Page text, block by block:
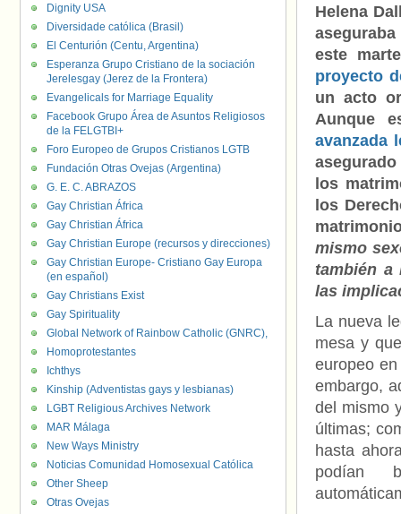
Helena
aseguraba
este
proyecto
un acto
Aunque
avanzada
los
los
mismo
también a
las
La nueva
mesa y
europeo
embargo,
del mismo
últimas;
hasta
podían
Dignity USA
Diversidade católica (Brasil)
El Centurión (Centu, Argentina)
Esperanza Grupo Cristiano de la sociación
Jerelesgay (Jerez de la Frontera)
Evangelicals for Marriage Equality
Facebook Grupo Área de Asuntos Religiosos
de la FELGTBI+
Foro Europeo de Grupos Cristianos LGTB
Fundación Otras Ovejas (Argentina)
G. E. C. ABRAZOS
Gay Christian África
Gay Christian África
Gay Christian Europe (recursos y direcciones)
Gay Christian Europe- Cristiano Gay Europa
(en español)
Gay Christians Exist
Gay Spirituality
Global Network of Rainbow Catholic (GNRC),
Homoprotestantes
Ichthys
Kinship (Adventistas gays y lesbianas)
LGBT Religious Archives Network
MAR Málaga
New Ways Ministry
Noticias Comunidad Homosexual Católica
Other Sheep
Otras Ovejas